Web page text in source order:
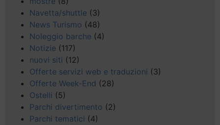
Navetta/shuttle (3)
News Turismo (48)
Noleggio barche (4)
Notizie (117)
nuovi siti (12)
Offerte servizi web e traduzioni (3)
Offerte Week-End (28)
Ostelli (5)
Parchi divertimento (2)
Parchi tematici (4)